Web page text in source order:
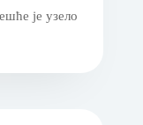
је узело